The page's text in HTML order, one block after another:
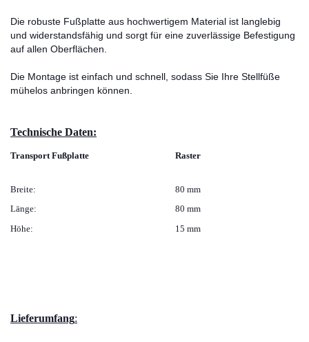
Die robuste Fußplatte aus hochwertigem Material ist langlebig
und widerstandsfähig und sorgt für eine zuverlässige Befestigung
auf allen Oberflächen.
Die Montage ist einfach und schnell, sodass Sie Ihre Stellfüße
mühelos anbringen können.​
Technische Daten:
Transport Fußplatte Raster
Breite:
80 mm
Länge:
80 mm
Höhe:
15 mm
Lieferumfang: